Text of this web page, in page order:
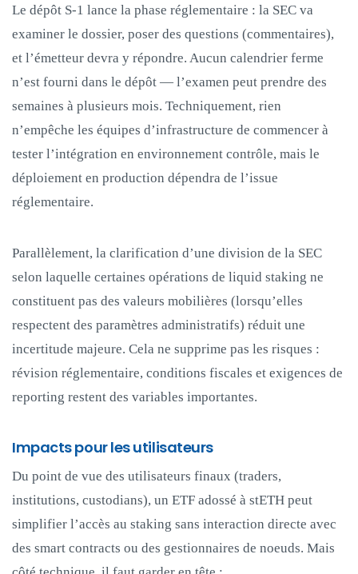
Le dépôt S‑1 lance la phase réglementaire : la SEC va
examiner le dossier, poser des questions (commentaires),
et l’émetteur devra y répondre. Aucun calendrier ferme
n’est fourni dans le dépôt — l’examen peut prendre des
semaines à plusieurs mois. Techniquement, rien
n’empêche les équipes d’infrastructure de commencer à
tester l’intégration en environnement contrôle, mais le
déploiement en production dépendra de l’issue
réglementaire.
Parallèlement, la clarification d’une division de la SEC
selon laquelle certaines opérations de liquid staking ne
constituent pas des valeurs mobilières (lorsqu’elles
respectent des paramètres administratifs) réduit une
incertitude majeure. Cela ne supprime pas les risques :
révision réglementaire, conditions fiscales et exigences de
reporting restent des variables importantes.
Impacts pour les utilisateurs
Du point de vue des utilisateurs finaux (traders,
institutions, custodians), un ETF adossé à stETH peut
simplifier l’accès au staking sans interaction directe avec
des smart contracts ou des gestionnaires de noeuds. Mais